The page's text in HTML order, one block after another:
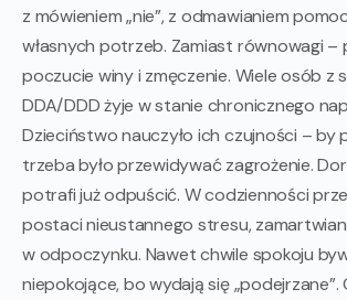
z mówieniem „nie”, z odmawianiem
własnych potrzeb. Zamiast równowagi –
poczucie winy i zmęczenie. Wiele osób z
DDA/DDD żyje w stanie chronicznego
Dzieciństwo nauczyło ich czujności – by
trzeba było przewidywać zagrożenie.
potrafi już odpuścić. W codzienności
postaci nieustannego stresu,
w odpoczynku. Nawet chwile spokoju
niepokojące, bo wydają się „podejrzane”.